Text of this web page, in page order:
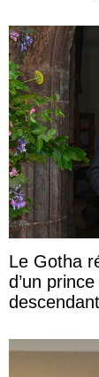
Le Gotha
d’un